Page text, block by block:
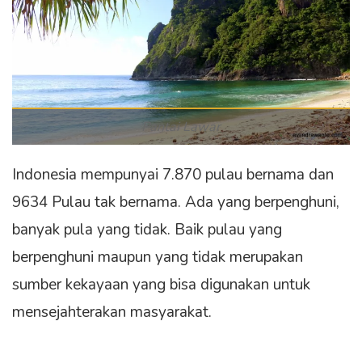
Pantai Lawar
Indonesia mempunyai 7.870 pulau bernama dan
9634 Pulau tak bernama. Ada yang berpenghuni,
banyak pula yang tidak. Baik pulau yang
berpenghuni maupun yang tidak merupakan
sumber kekayaan yang bisa digunakan untuk
mensejahterakan masyarakat.